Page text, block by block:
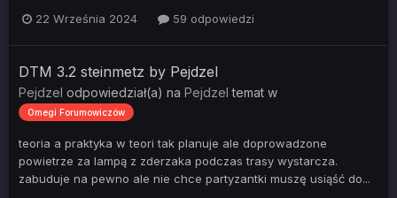
22 Września 2024 59 odpowiedzi
DTM 3.2 steinmetz by Pejdzel
Pejdzel odpowiedział(a) na Pejdzel temat w
Omegi Forumowiczów
teoria a praktyka w teori tak planuje ale doprowadzone
powietrze za lampą z zderzaka podczas trasy wystarcza.
zabuduje na pewno ale nie chce partyzantki muszę usiąść do...